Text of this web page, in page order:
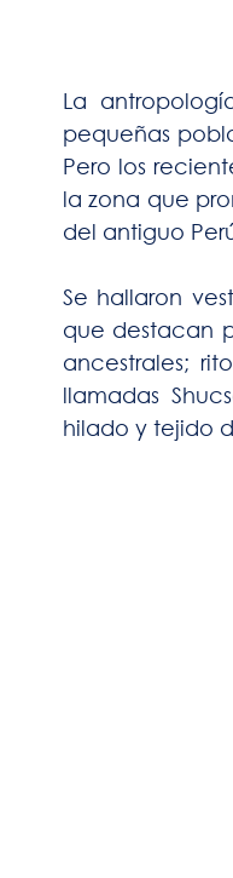
La
pequeñas
Pero los
la zona que
del antiguo
Se hallaron
que destacan
ancestrales;
llamadas
hilado y tejido